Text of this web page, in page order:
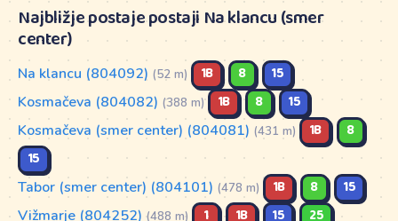
Najbližje postaje postaji Na klancu (smer
center)
Na klancu (804092) (52 m) 1B 8 15
Kosmačeva (804082) (388 m) 1B 8 15
Kosmačeva (smer center) (804081) (431 m) 1B
8
15
Tabor (smer center) (804101) (478 m) 1B 8 15
Vižmarje (804252) (488 m) 1 1B 15 25